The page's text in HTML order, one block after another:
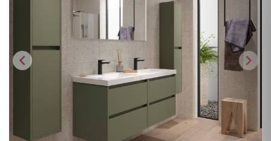
chevron_left chevron_right